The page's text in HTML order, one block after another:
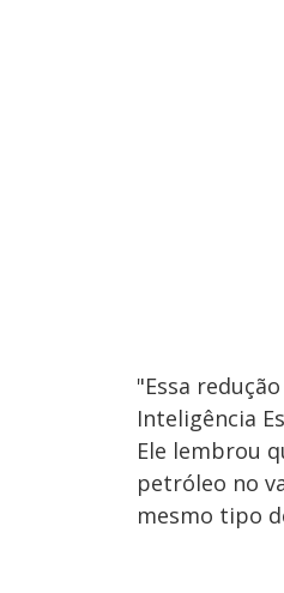
"Essa
Inteligência
Ele lembrou
petróleo no
mesmo tipo